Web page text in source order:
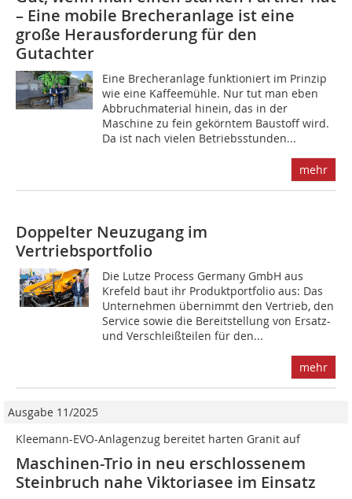
– Eine mobile Brecheranlage ist eine
große Herausforderung für den
Gutachter
Eine Brecheranlage funktioniert im Prinzip
wie eine Kaffeemühle. Nur tut man eben
Abbruchmaterial hinein, das in der
Maschine zu fein gekörntem Baustoff wird.
Da ist nach vielen Betriebsstunden...
mehr
Doppelter Neuzugang im
Vertriebsportfolio
Die Lutze Process Germany GmbH aus
Krefeld baut ihr Produktportfolio aus: Das
Unternehmen übernimmt den Vertrieb, den
Service sowie die Bereitstellung von Ersatz-
und Verschleißteilen für den...
mehr
Ausgabe 11/2025
Kleemann-EVO-Anlagenzug bereitet harten Granit auf
Maschinen-Trio in neu erschlossenem
Steinbruch nahe Viktoriasee im Einsatz